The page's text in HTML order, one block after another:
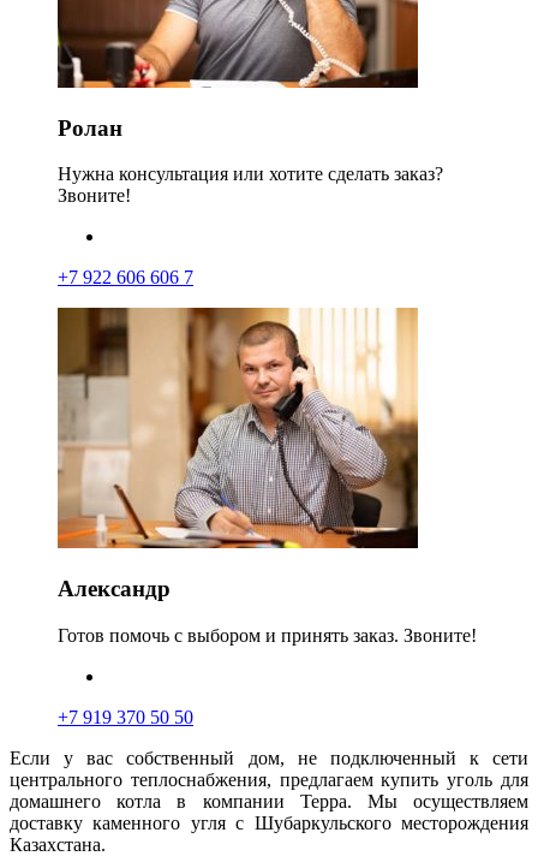
Ролан
Нужна консультация или хотите сделать заказ?
Звоните!
+7 922 606 606 7
Александр
Готов помочь с выбором и принять заказ. Звоните!
+7 919 370 50 50
Если у вас собственный дом, не подключенный к сети
центрального теплоснабжения, предлагаем купить уголь для
домашнего котла в компании Терра. Мы осуществляем
доставку каменного угля с Шубаркульского месторождения
Казахстана.